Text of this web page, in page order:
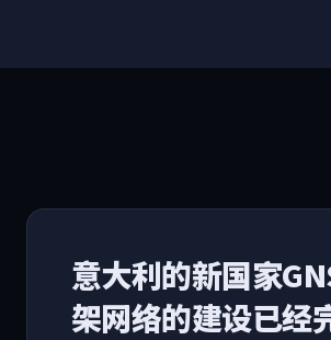
意大利的新国家
架网络的建设已经